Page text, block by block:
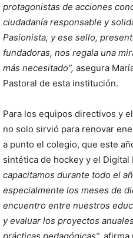
protagonistas de acciones
ciudadanía responsable y
Pasionista, y ese sello,
fundadoras, nos regala una
más necesitado”, asegura
Pastoral de esta institución.
Para los equipos directivos y
no solo sirvió para renovar
a punto el colegio, que este
sintética de hockey y el Digital
capacitamos durante todo el
especialmente los meses de
encuentro entre nuestros
y evaluar los proyectos
prácticas pedagógicas”, afirma